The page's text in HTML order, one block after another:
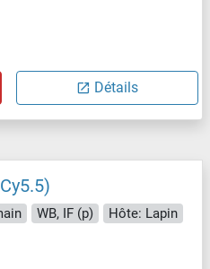
Détails
WB, IF (p)
Hôte: Lapin